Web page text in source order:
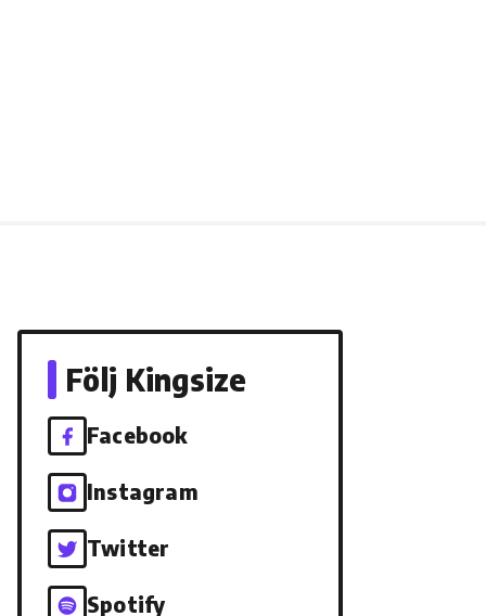
Följ Kingsize
Facebook
Instagram
Twitter
Spotify